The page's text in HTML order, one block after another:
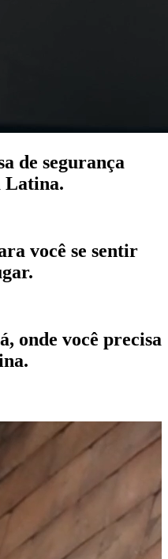
de segurança
Latina.
você se sentir
onde você precisa